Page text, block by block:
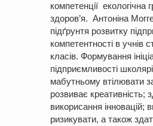
компетенції екологічна
здоров’я. Антоніна
підґрунтя розвитку
компетентності в учнів
класів. Формування
підприємливості
мабутньому втілювати
розвиває креативність;
викорисання інновацій;
ризикувати, а також